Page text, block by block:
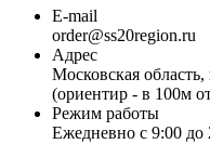
E-mail
order@ss20region.ru
Адрес
Московская
(ориентир - в 100м
Режим работы
Ежедневно с 9:00